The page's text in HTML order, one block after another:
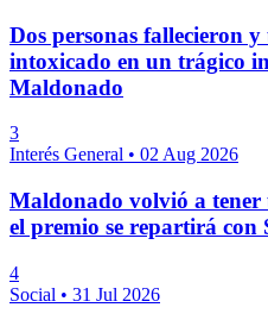
Dos personas fallecieron
intoxicado en un trágico
Maldonado
3
Interés General • 02 Aug 2026
Maldonado volvió a
el premio se repartirá con
4
Social • 31 Jul 2026